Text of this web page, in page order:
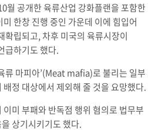
월 공개한 육류산업 강화플랜을 포함한
한창 진행 중인 가운데 이에 힘입어
확립되고, 차후 미국의 육류시장이
급하기도 했다.
류 마피아’(Meat mafia)로 불리는 일부
정 대상에서 제외해 줄 것을 요망했다.
미 부패와 반독점 행위 혐의로 법무부
상기시키기도 했다.